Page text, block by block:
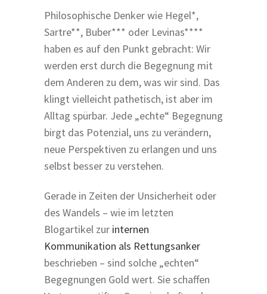
Philosophische Denker wie Hegel*,
Sartre**, Buber*** oder Levinas****
haben es auf den Punkt gebracht: Wir
werden erst durch die Begegnung mit
dem Anderen zu dem, was wir sind. Das
klingt vielleicht pathetisch, ist aber im
Alltag spürbar. Jede „echte“ Begegnung
birgt das Potenzial, uns zu verändern,
neue Perspektiven zu erlangen und uns
selbst besser zu verstehen.
Gerade in Zeiten der Unsicherheit oder
des Wandels – wie im letzten
Blogartikel zur internen
Kommunikation als Rettungsanker
beschrieben – sind solche „echten“
Begegnungen Gold wert. Sie schaffen